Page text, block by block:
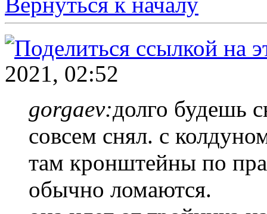
2021, 02:52
gorgaev:долго будешь
совсем снял. с
там кронштейны по
обычно ломаются.